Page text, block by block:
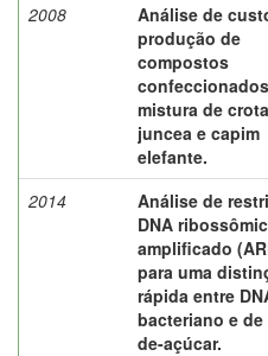
2008
Análise de
produção de
compostos
mistura de
juncea e capim
elefante.
2014
Análise de
DNA
amplificado
para uma
rápida entre
bacteriano e de
de-açúcar.